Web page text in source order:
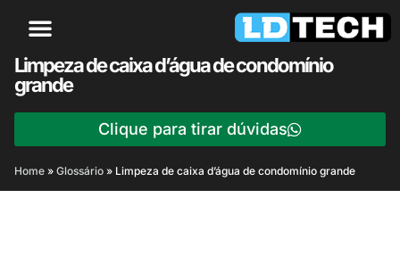
Limpeza de caixa d’água de condomínio
grande
Clique para tirar dúvidas
Home » Glossário » Limpeza de caixa d’água de condomínio grande